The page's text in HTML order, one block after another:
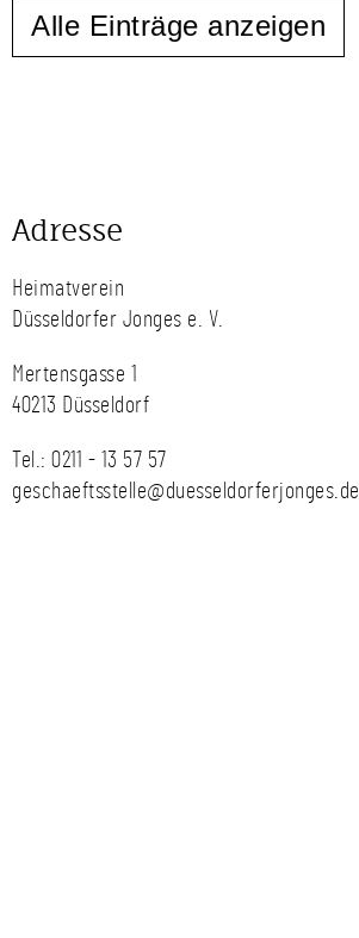
Alle Einträge anzeigen
Adresse
Heimatverein
Düsseldorfer Jonges e. V.
Mertensgasse 1
40213 Düsseldorf
Tel.: 0211 - 13 57 57
geschaeftsstelle@duesseldorferjonges.de